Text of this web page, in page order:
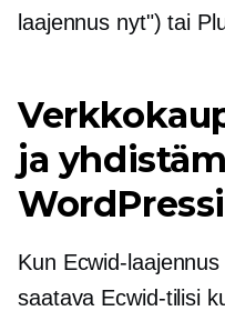
laajennus nyt") tai
ja
Kun Ecwid-
saatava Ecwid-tilisi